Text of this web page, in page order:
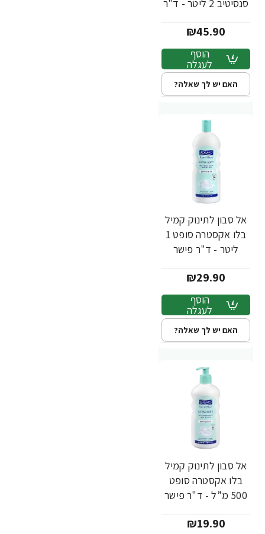
סנסיטיב 2 ליטר - ד"ר
₪45.90
הוסף
לעגלה
האם יש לך שאלה?
אל סבון לתינוק קמיל
בלו אקסטרה סופט 1
ליטר - ד"ר פישר
₪29.90
הוסף
לעגלה
האם יש לך שאלה?
אל סבון לתינוק קמיל
בלו אקסטרה סופט
500 מ”ל - ד"ר פישר
₪19.90